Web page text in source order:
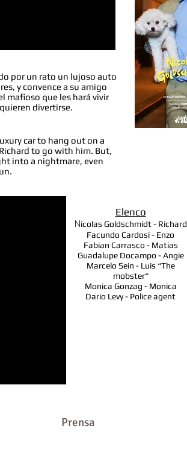
por un rato un lujoso auto
y convence a su amigo
mafioso que les hará vivir
divertirse.
car to hang out on a
to go with him. But,
into a nightmare, even
Elenco
Nicolas Goldschmidt - Richard
Facundo Cardosi - Enzo
Fabian Carrasco - Matias
Guadalupe Docampo -Angie
Marcelo Sein - Luis “The
mobster“
Monica Gonzag - Monica
Dario Levy - Police agent
Prensa